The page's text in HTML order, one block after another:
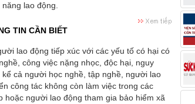
lao động.
TIN CẦN BIẾT
lao động tiếp xúc với các yếu tố có hại có
công việc nặng nhọc, độc hại, nguy
cả người học nghề, tập nghề, người lao
công tác không còn làm việc trong các
hoặc người lao động tham gia bảo hiểm xã